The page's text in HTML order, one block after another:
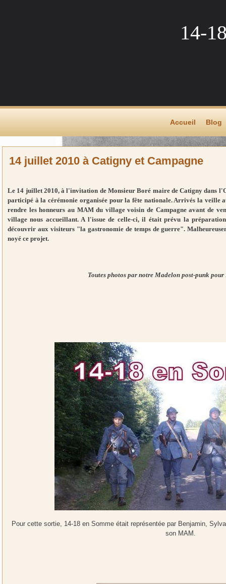
14-
Accueil Blog
14 juillet 2010 à Catigny et Campagne
Le 14 juillet 2010, à l'invitation de Monsieur Boré maire de Catigny dans
participé à la cérémonie organisée pour la fête nationale. Arrivés la veille
rendre les honneurs au MAM du village voisin de Campagne avant de
village nous accueillant. A l'issue de celle-ci, il était prévu la
découvrir aux visiteurs "la gastronomie de temps de guerre".
noyé ce projet.
Toutes photos par notre Madelon post-punk pour
Pour cette sortie, 14-18 en Somme était représentée par Benjamin,
son MAM.